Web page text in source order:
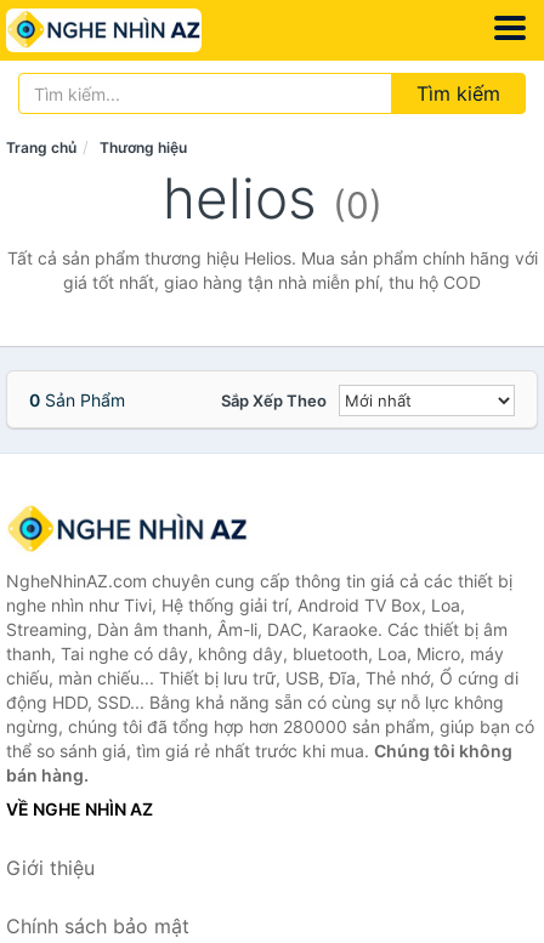
Tìm kiếm
Trang chủ Thương hiệu
helios (0)
Tất cả sản phẩm thương hiệu Helios. Mua sản phẩm chính hãng với
giá tốt nhất, giao hàng tận nhà miễn phí, thu hộ COD
0 Sản Phẩm Sắp Xếp Theo
NgheNhinAZ.com chuyên cung cấp thông tin giá cả các thiết bị
nghe nhìn như Tivi, Hệ thống giải trí, Android TV Box, Loa,
Streaming, Dàn âm thanh, Âm-li, DAC, Karaoke. Các thiết bị âm
thanh, Tai nghe có dây, không dây, bluetooth, Loa, Micro, máy
chiếu, màn chiếu... Thiết bị lưu trữ, USB, Đĩa, Thẻ nhớ, Ổ cứng di
động HDD, SSD... Bằng khả năng sẵn có cùng sự nỗ lực không
ngừng, chúng tôi đã tổng hợp hơn 280000 sản phẩm, giúp bạn có
thể so sánh giá, tìm giá rẻ nhất trước khi mua. Chúng tôi không
bán hàng.
VỀ NGHE NHÌN AZ
Giới thiệu
Chính sách bảo mật